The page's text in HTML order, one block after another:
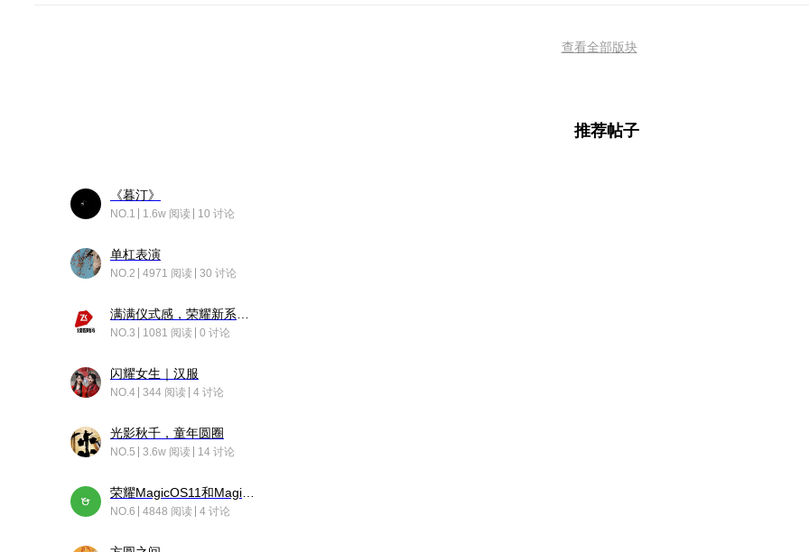
查看全部版块
推荐帖子
《暮汀》
NO.1 1.6w 阅读 10 讨论
单杠表演
NO.2 4971 阅读 30 讨论
NO.3 1081 阅读 0 讨论
闪耀女生｜汉服
NO.4 344 阅读 4 讨论
光影秋千，童年圆圈
NO.5 3.6w 阅读 14 讨论
NO.6 4848 阅读 4 讨论